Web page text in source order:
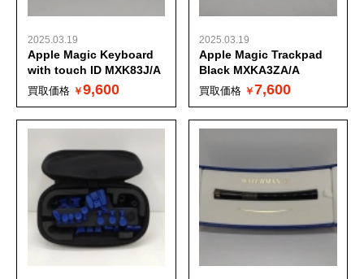
2025.03.19
Apple Magic Keyboard
with touch ID MXK83J/A
買取価格 9,600
2025.03.19
Apple Magic Trackpad
Black MXKA3ZA/A
買取価格 7,600